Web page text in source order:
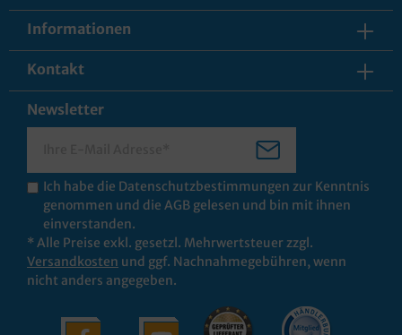
Informationen
Kontakt
Newsletter
Ich habe die Datenschutzbestimmungen zur Kenntnis
genommen und die AGB gelesen und bin mit ihnen
einverstanden.
* Alle Preise exkl. gesetzl. Mehrwertsteuer zzgl.
Versandkosten und ggf. Nachnahmegebühren, wenn
nicht anders angegeben.